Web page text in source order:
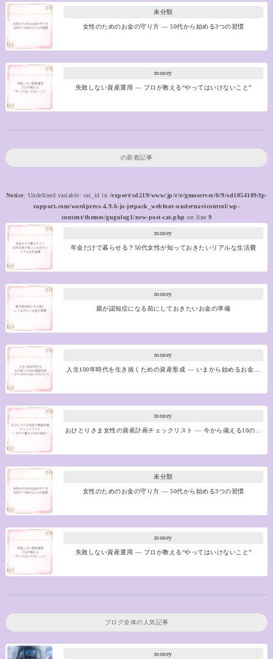
未分類
女性のためのお金の守り方 ― 50代から始める3つの習慣
money
失敗しない資産運用 ― プロが教える“やってはいけないこと”
の新着記事
Notice: Undefined variable: cat_id in /export/sd219/www/jp/r/e/gmoserver/0/9/sd1054109/fp-
rapport.com/wordpress-4.9.6-ja-jetpack_webfont-undernavicontrol/wp-
content/themes/gugulog1/new-post-cat.php on line 9
money
年金だけで暮らせる？50代女性が知っておきたいリアルな生活費
money
親が認知症になる前にしておきたいお金の準備
money
人生100年時代を生き抜くための資産形成 ― いまから始めるお金…
money
おひとりさま女性の資産計画チェックリスト ― 今から備える10の…
未分類
女性のためのお金の守り方 ― 50代から始める3つの習慣
money
失敗しない資産運用 ― プロが教える“やってはいけないこと”
ブログ全体の人気記事
money